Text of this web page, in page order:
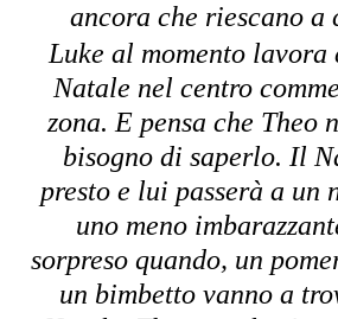
ancora che riescano a
Luke al momento lavora
Natale nel centro
zona. E pensa che Theo
bisogno di saperlo. Il
presto e lui passerà a un
uno meno
sorpreso quando, un
un bimbetto vanno a